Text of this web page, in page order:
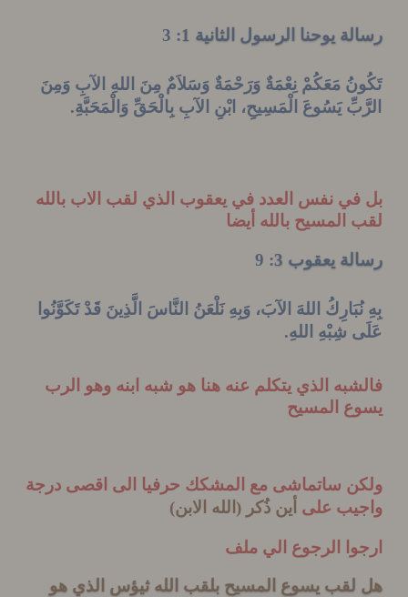
يوحنا الرسول الثانية 1 : 3
مَعَكُمْ نِعْمَةٌ وَرَحْمَةٌ وَسَلاَمٌ مِنَ اللهِ الآبِ وَمِنَ
يَسُوعَ الْمَسِيحِ، ابْنِ الآبِ بِالْحَقِّ وَالْمَحَبَّةِ.
نفس العدد في يعقوب الذي لقب الاب بالله
المسيح بالله أيضا
يعقوب 3 : 9
اللهَ الآبَ، وَبِهِ نَلْعَنُ النَّاسَ الَّذِينَ قَدْ تَكَوَّنُوا
شِبْهِ اللهِ.
الذي يتكلم عنه هنا هو شبه ابنه وهو الرب
المسيح
ساتماشى مع المشكك حرفيا الى اقصى درجة
علىأين ذُكر (الله الابن)
الرجوع الي ملف
يسوع المسيح بلقب الله ثيؤس الذي هو